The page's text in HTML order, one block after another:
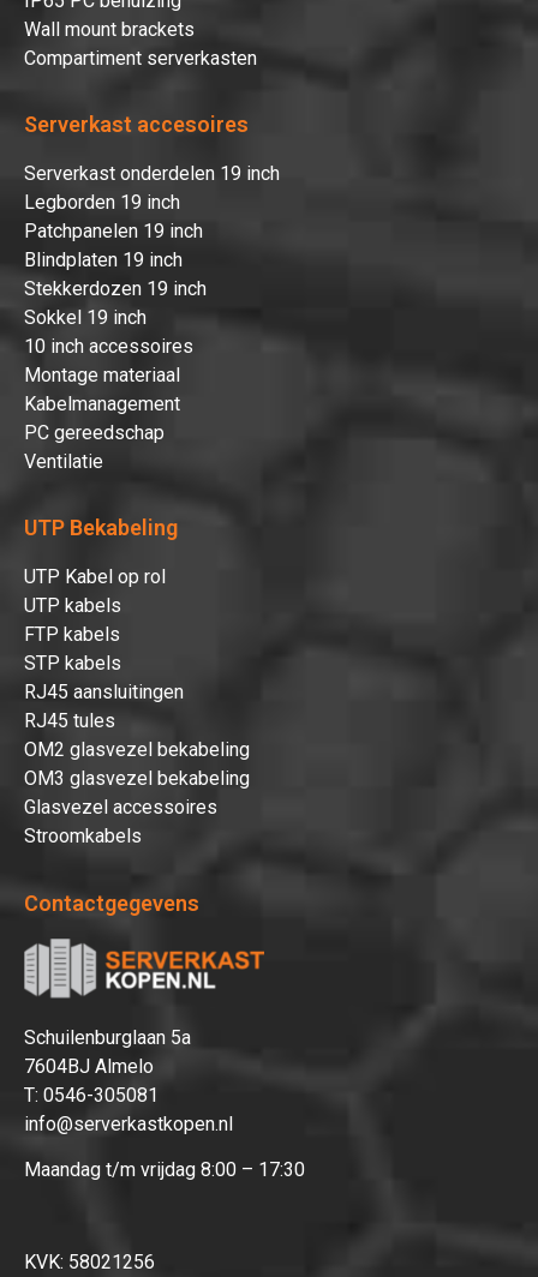
Wall mount brackets
Compartiment serverkasten
Serverkast accesoires
Serverkast onderdelen 19 inch
Legborden 19 inch
Patchpanelen 19 inch
Blindplaten 19 inch
Stekkerdozen 19 inch
Sokkel 19 inch
10 inch accessoires
Montage materiaal
Kabelmanagement
PC gereedschap
Ventilatie
UTP Bekabeling
UTP Kabel op rol
UTP kabels
FTP kabels
STP kabels
RJ45 aansluitingen
RJ45 tules
OM2 glasvezel bekabeling
OM3 glasvezel bekabeling
Glasvezel accessoires
Stroomkabels
Contactgegevens
Schuilenburglaan 5a
7604BJ Almelo
T: 0546-305081
info@serverkastkopen.nl
Maandag t/m vrijdag 8:00 – 17:30
KVK: 58021256